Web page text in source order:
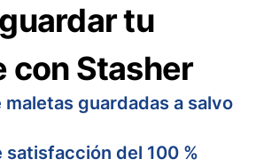
tu
con Stasher
maletas guardadas a salvo
satisfacción del 100 %